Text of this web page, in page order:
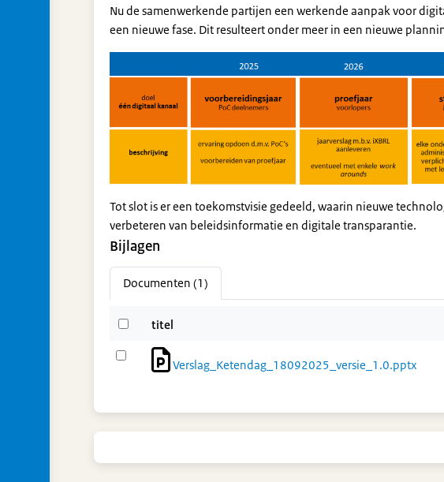
Nu de samenwerkende partijen een werkende aanpak voor
een nieuwe fase. Dit resulteert onder meer in een nieuwe
Tot slot is er een toekomstvisie gedeeld, waarin nieuwe
verbeteren van beleidsinformatie en digitale transparantie.
Bijlagen
Documenten (1)
titel
Verslag_Ketendag_18092025_versie_1.0.pptx